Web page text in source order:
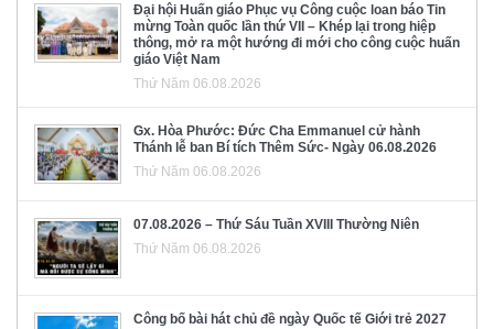
Đại hội Huấn giáo Phục vụ Công cuộc loan báo Tin
mừng Toàn quốc lần thứ VII – Khép lại trong hiệp
thông, mở ra một hướng đi mới cho công cuộc huấn
giáo Việt Nam
Thứ Năm 06.08.2026
Gx. Hòa Phước: Đức Cha Emmanuel cử hành
Thánh lễ ban Bí tích Thêm Sức- Ngày 06.08.2026
Thứ Năm 06.08.2026
07.08.2026 – Thứ Sáu Tuần XVIII Thường Niên
Thứ Năm 06.08.2026
Công bố bài hát chủ đề ngày Quốc tế Giới trẻ 2027